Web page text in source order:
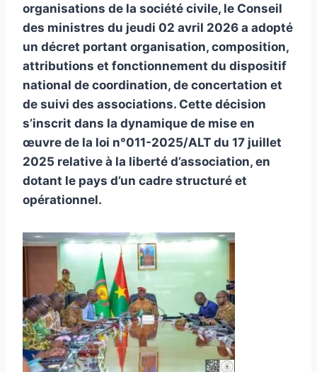
organisations de la société civile, le Conseil
des ministres du jeudi 02 avril 2026 a adopté
un décret portant organisation, composition,
attributions et fonctionnement du dispositif
national de coordination, de concertation et
de suivi des associations. Cette décision
s’inscrit dans la dynamique de mise en
œuvre de la loi n°011-2025/ALT du 17 juillet
2025 relative à la liberté d’association, en
dotant le pays d’un cadre structuré et
opérationnel.